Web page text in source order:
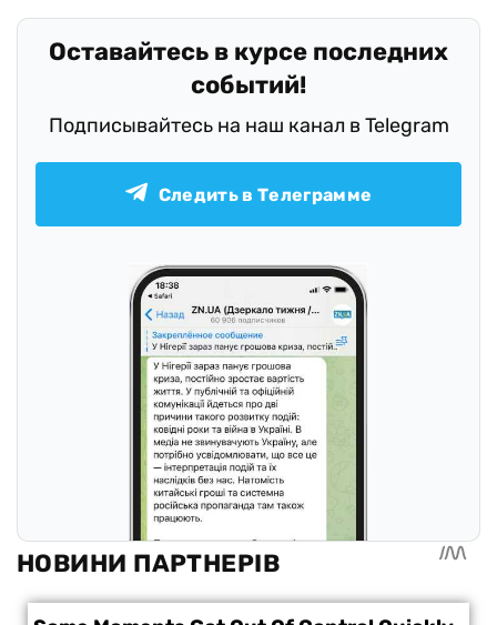
Оставайтесь в курсе последних
событий!
Подписывайтесь на наш канал в Telegram
Следить в Телеграмме